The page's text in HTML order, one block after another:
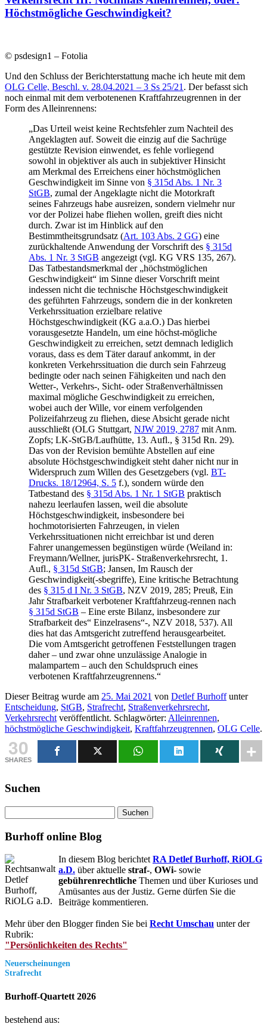
Höchstmögliche Geschwindigkeit?
© psdesign1 – Fotolia
Und den Schluss der Berichterstattung mache ich heute mit dem
OLG Celle, Beschl. v. 28.04.2021 – 3 Ss 25/21. Der befasst sich
noch einmal mit dem verbotenenen Kraftfahrzeugrennen in der
Form des Alleinrennens:
„Das Urteil weist keine Rechtsfehler zum Nachteil des
Angeklagten auf. Soweit die einzig auf die Sachrüge
gestützte Revision einwendet, es fehle vorliegend
sowohl in objektiver als auch in subjektiver Hinsicht
am Merkmal des Erreichens einer höchstmöglichen
Geschwindigkeit im Sinne von § 315d Abs. 1 Nr. 3
StGB, zumal der Angeklagte nicht die Motorkraft
seines Fahrzeugs habe ausreizen, sondern vielmehr nur
vor der Polizei habe fliehen wollen, greift dies nicht
durch. Zwar ist im Hinblick auf den
Bestimmtheitsgrundsatz (Art. 103 Abs. 2 GG) eine
zurückhaltende Anwendung der Vorschrift des § 315d
Abs. 1 Nr. 3 StGB angezeigt (vgl. KG VRS 135, 267).
Das Tatbestandsmerkmal der „höchstmöglichen
Geschwindigkeit“ im Sinne dieser Vorschrift meint
indessen nicht die technische Höchstgeschwindigkeit
des geführten Fahrzeugs, sondern die in der konkreten
Verkehrssituation erzielbare relative
Höchstgeschwindigkeit (KG a.a.O.) Das hierbei
vorausgesetzte Handeln, um eine höchst-mögliche
Geschwindigkeit zu erreichen, setzt demnach lediglich
voraus, dass es dem Täter darauf ankommt, in der
konkreten Verkehrssituation die durch sein Fahrzeug
bedingte oder nach seinen Fähigkeiten und nach den
Wetter-, Verkehrs-, Sicht- oder Straßenverhältnissen
maximal mögliche Geschwindigkeit zu erreichen,
wobei auch der Wille, vor einem verfolgenden
Polizeifahrzeug zu fliehen, diese Absicht gerade nicht
ausschließt (OLG Stuttgart, NJW 2019, 2787 mit Anm.
Zopfs; LK-StGB/Laufhütte, 13. Aufl., § 315d Rn. 29).
Das von der Revision bemühte Abstellen auf eine
absolute Höchstgeschwindigkeit steht daher nicht nur in
Widerspruch zum Willen des Gesetzgebers (vgl. BT-
Drucks. 18/12964, S. 5 f.), sondern würde den
Tatbestand des § 315d Abs. 1 Nr. 1 StGB praktisch
nahezu leerlaufen lassen, weil die absolute
Höchstgeschwindigkeit, insbesondere bei
hochmotorisierten Fahrzeugen, in vielen
Verkehrssituationen nicht erreichbar ist und deren
Fahrer unangemessen begünstigen würde (Weiland in:
Freymann/Wellner, jurisPK- Straßenverkehrsrecht, 1.
Aufl., § 315d StGB; Jansen, Im Rausch der
Geschwindigkeit(-sbegriffe), Eine kritische Betrachtung
des § 315 d I Nr. 3 StGB, NZV 2019, 285; Preuß, Ein
Jahr Strafbarkeit verbotener Kraftfahrzeug-rennen nach
§ 315d StGB – Eine erste Bilanz, insbesondere zur
Strafbarkeit des“ Einzelrasens“-, NZV 2018, 537). All
dies hat das Amtsgericht zutreffend herausgearbeitet.
Die vom Amtsgericht getroffenen Feststellungen tragen
daher – und zwar ohne unzulässige Analogie in
malampartem – auch den Schuldspruch eines
verbotenen Kraftfahrzeugrennens.“
Dieser Beitrag wurde am 25. Mai 2021 von Detlef Burhoffunter
Entscheidung, StGB, Strafrecht, Straßenverkehrsrecht,
Verkehrsrechtveröffentlicht. Schlagwörter: Alleinrennen,
höchstmögliche Geschwindigkeit, Kraftfahrzeugrennen, OLG Celle.
30
SHARES
Suchen
nach:
Burhoff online Blog
In diesem Blog berichtet RA Detlef Burhoff, RiOLG
a.D. über aktuelle straf-, OWi- sowie
gebührenrechtliche Themen und über Kurioses und
Amüsantes aus der Justiz. Gerne dürfen Sie die
Beiträge kommentieren.
Mehr über den Blogger finden Sie bei Recht Umschau unter der
Rubrik:
"Persönlichkeiten des Rechts"
Neuerscheinungen
Strafrecht
Burhoff-Quartett 2026
bestehend aus: